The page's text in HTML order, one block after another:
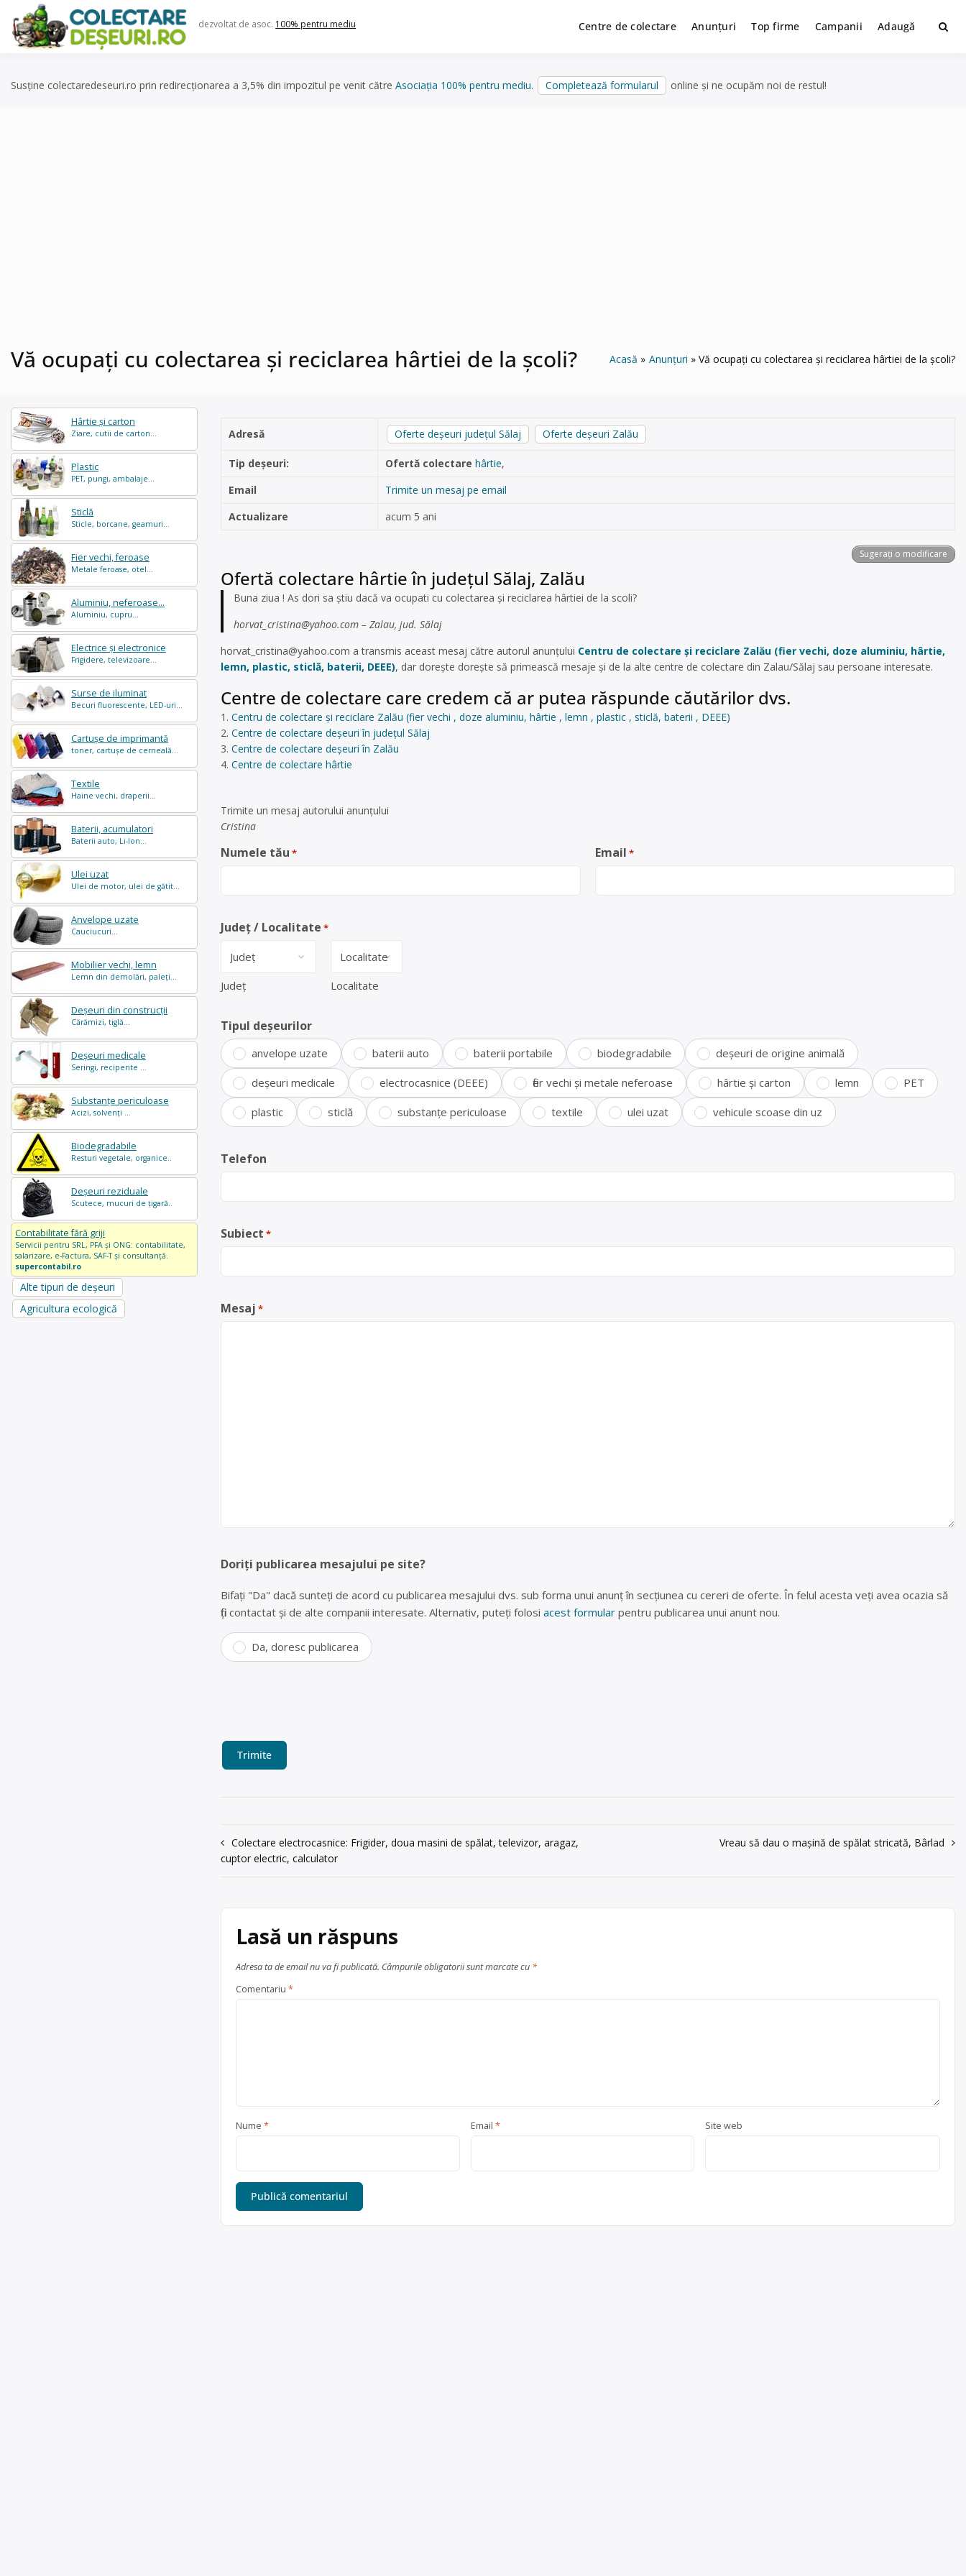
content
dezvoltat de asoc. 100% pentru mediu Centre de colectare Anunțuri Top firme Campanii Adaugă
Susține colectaredeseuri.ro prin redirecționarea a 3,5% din impozitul pe venit către Asociația 100% pentru mediu. Completează formularul online și ne ocupăm noi de restul!
Vă ocupați cu colectarea și reciclarea hârtiei de la școli? Acasă Anunțuri Vă ocupați cu colectarea și reciclarea hârtiei de la școli?
Hârtie și carton
Ziare, cutii de carton...
Plastic
PET, pungi, ambalaje...
Sticlă
Sticle, borcane, geamuri...
Fier vechi, feroase
Metale feroase, otel...
Aluminiu, neferoase...
Aluminiu, cupru...
Electrice și electronice
Frigidere, televizoare...
Surse de iluminat
Becuri fluorescente, LED-uri...
Cartușe de imprimantă
toner, cartușe de cerneală...
Textile
Haine vechi, draperii...
Baterii, acumulatori
Baterii auto, Li-Ion...
Ulei uzat
Ulei de motor, ulei de gătit...
Anvelope uzate
Cauciucuri...
Mobilier vechi, lemn
Lemn din demolări, paleți...
Deșeuri din construcții
Cărămizi, tiglă...
Deșeuri medicale
Seringi, recipente ...
Substanțe periculoase
Acizi, solvenți ...
Biodegradabile
Resturi vegetale, organice..
Deșeuri reziduale
Scutece, mucuri de țigară..
Contabilitate fără griji
Servicii pentru SRL, PFA și ONG: contabilitate,
salarizare, e-Factura, SAF-T și consultanță.
supercontabil.ro
Alte tipuri de deșeuri
Agricultura ecologică
Adresă Oferte deșeuri județul Sălaj Oferte deșeuri Zalău
Tip deșeuri: Ofertă colectare hârtie,
Email
Trimite un mesaj pe email
Actualizare
acum 5 ani
Sugerați o modificare
Ofertă colectare hârtie în județul Sălaj, Zalău
Buna ziua ! As dori sa știu dacă va ocupati cu colectarea și reciclarea hârtiei de la scoli?
horvat_cristina@yahoo.com – Zalau, jud. Sălaj
horvat_cristina@yahoo.com a transmis aceast mesaj către autorul anunțului Centru de colectare și reciclare Zalău (fier vechi, doze aluminiu, hârtie,
lemn, plastic, sticlă, baterii, DEEE), dar dorește dorește să primească mesaje și de la alte centre de colectare din Zalau/Sălaj sau persoane interesate.
Centre de colectare care credem că ar putea răspunde căutărilor dvs.
Centru de colectare și reciclare Zalău (fier vechi , doze aluminiu, hârtie , lemn , plastic , sticlă, baterii , DEEE)
Centre de colectare deșeuri în județul Sălaj
Centre de colectare deșeuri în Zalău
Centre de colectare hârtie
Trimite un mesaj autorului anunţului
Cristina
Numele tău * Email *
Județ / Localitate *
Județ Localitate
Tipul deșeurilor
anvelope uzate baterii auto baterii portabile biodegradabile deșeuri de origine animală
deșeuri medicale electrocasnice (DEEE) fier vechi și metale neferoase hârtie și carton lemn PET
plastic sticlă substanțe periculoase textile ulei uzat vehicule scoase din uz
Telefon
Subiect *
Mesaj *
Doriți publicarea mesajului pe site?
Bifați "Da" dacă sunteți de acord cu publicarea mesajului dvs. sub forma unui anunț în secțiunea cu cereri de oferte. În felul acesta veți avea ocazia să
fiți contactat și de alte companii interesate. Alternativ, puteți folosi acest formular pentru publicarea unui anunt nou.
Da, doresc publicarea
Navigare
în
Colectare electrocasnice: Frigider, doua masini de spălat, televizor, aragaz,
cuptor electric, calculator
Vreau să dau o mașină de spălat stricată, Bârlad
Lasă un răspuns
Adresa ta de email nu va fi publicată. Câmpurile obligatorii sunt marcate cu *
Comentariu *
Nume * Email * Site web